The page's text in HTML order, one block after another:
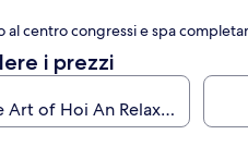
al centro congressi e spa
i prezzi